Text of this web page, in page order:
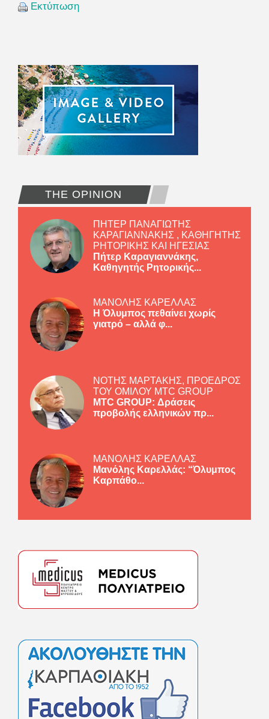
Εκτύπωση
THE OPINION
ΠΗΤΕΡ ΠΑΝΑΓΙΩΤΗΣ
ΚΑΡΑΓΙΑΝΝΑΚΗΣ , ΚΑΘΗΓΗΤΗΣ
ΡΗΤΟΡΙΚΗΣ ΚΑΙ ΗΓΕΣΙΑΣ
Πήτερ Καραγιαννάκης,
Καθηγητής Ρητορικής...
ΜΑΝΟΛΗΣ ΚΑΡΕΛΛΑΣ
Η Όλυμπος πεθαίνει χωρίς
γιατρό – αλλά φ...
ΝΟΤΗΣ ΜΑΡΤΑΚΗΣ, ΠΡΟΕΔΡΟΣ
ΤΟΥ ΟΜΙΛΟΥ MTC GROUP
MTC GROUP: Δράσεις
προβολής ελληνικών πρ...
ΜΑΝΟΛΗΣ ΚΑΡΕΛΛΑΣ
Μανόλης Καρελλάς: “Όλυμπος
Καρπάθο...